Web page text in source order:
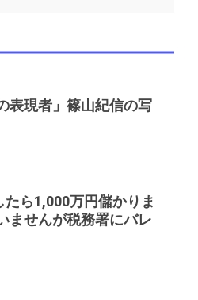
表現者」篠山紀信の写
ら1,000万円儲かりま
ませんが税務署にバレ